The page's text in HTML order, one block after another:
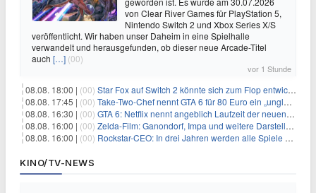
von Clear River Games für PlayStation 5,
Nintendo Switch 2 und Xbox Series X/S
veröffentlicht. Wir haben unser Daheim in eine Spielhalle
verwandelt und herausgefunden, ob dieser neue Arcade-Titel
auch […] (00)
vor 1 Stunde
08.08. 18:00 | (00) Star Fox auf Switch 2 könnte sich zum Flop entwickeln
08.08. 17:45 | (00) Take-Two-Chef nennt GTA 6 für 80 Euro ein „unglaubliches Schnäppchen“
08.08. 16:30 | (00) GTA 6: Netflix nennt angeblich Laufzeit der neuen Gameplay-Präsentation
08.08. 16:00 | (00) Zelda-Film: Ganondorf, Impa und weitere Darsteller sollen feststehen
08.08. 16:00 | (00) Rockstar-CEO: In drei Jahren werden alle Spiele gestreamt
KINO/TV-NEWS